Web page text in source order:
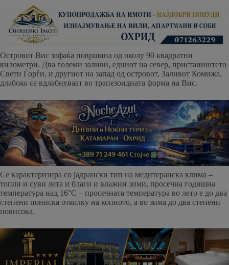
Островот Вис зафаќа површина од околу 90 квадратни
километри. Два големи заливи, едниот на север, пристаништето
Свети Ѓорѓи, и другиот на запад од островот, Заливот Комижа,
длабоко се вдлабнуваат во трапезоидната форма на Вис.
Се карактеризира со јадрански тип на медитеранска клима –
топли и суви лета и благи и влажни зими, просечна годишна
температура над 16°C – просечната температура во лето е до два
степени пониска отколку на копното, а во зима до два степени
повисока.